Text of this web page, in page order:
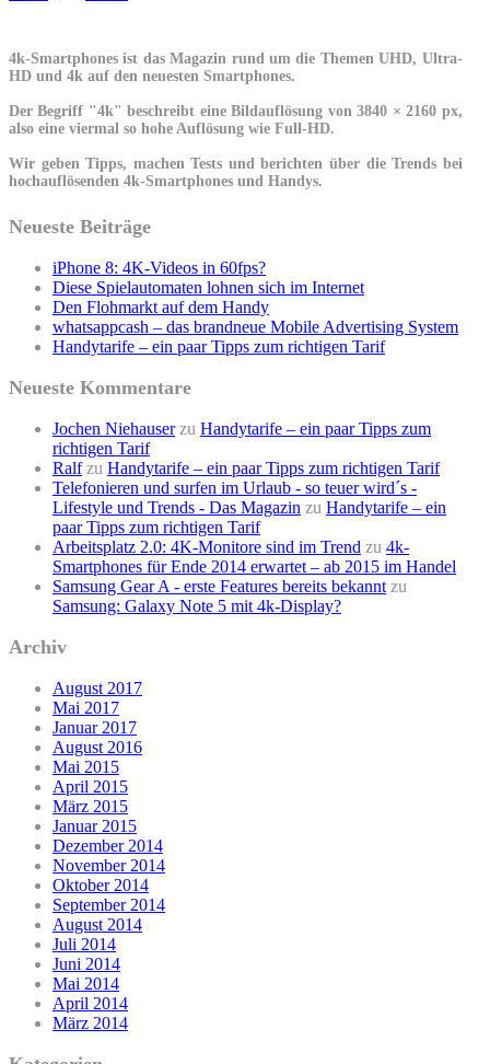
4k-Smartphones ist das Magazin rund um die Themen UHD, Ultra-
HD und 4k auf den neuesten Smartphones.
Der Begriff "4k" beschreibt eine Bildauflösung von 3840 × 2160 px,
also eine viermal so hohe Auflösung wie Full-HD.
Wir geben Tipps, machen Tests und berichten über die Trends bei
hochauflösenden 4k-Smartphones und Handys.
Neueste Beiträge
iPhone 8: 4K-Videos in 60fps?
Diese Spielautomaten lohnen sich im Internet
Den Flohmarkt auf dem Handy
whatsappcash – das brandneue Mobile Advertising System
Handytarife – ein paar Tipps zum richtigen Tarif
Neueste Kommentare
Jochen Niehauserzu Handytarife – ein paar Tipps zum
richtigen Tarif
Ralfzu Handytarife – ein paar Tipps zum richtigen Tarif
Telefonieren und surfen im Urlaub - so teuer wird´s -
Lifestyle und Trends - Das Magazin zu Handytarife – ein
paar Tipps zum richtigen Tarif
Arbeitsplatz 2.0: 4K-Monitore sind im Trend zu 4k-
Smartphones für Ende 2014 erwartet – ab 2015 im Handel
Samsung Gear A - erste Features bereits bekannt zu
Samsung: Galaxy Note 5 mit 4k-Display?
Archiv
August 2017
Mai 2017
Januar 2017
August 2016
Mai 2015
April 2015
März 2015
Januar 2015
Dezember 2014
November 2014
Oktober 2014
September 2014
August 2014
Juli 2014
Juni 2014
Mai 2014
April 2014
März 2014